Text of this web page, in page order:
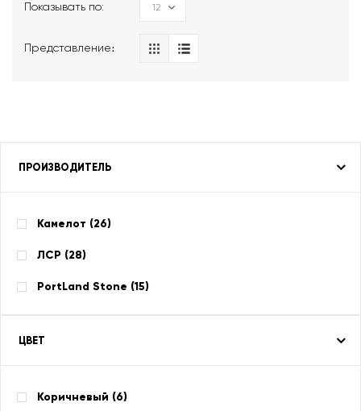
Показывать по:
Представление։
ПРОИЗВОДИТЕЛЬ
Камелот (26)
ЛСР (28)
PortLand Stone (15)
ЦВЕТ
Коричневый (6)